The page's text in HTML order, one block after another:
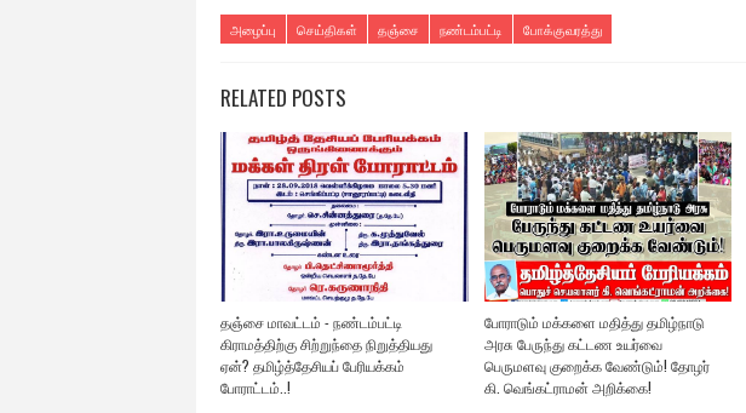
அழைப்பு செய்திகள் தஞ்சை நண்டம்பட்டி போக்குவரத்து
RELATED POSTS
தஞ்சை மாவட்டம் - நண்டம்பட்டி
கிராமத்திற்கு சிற்றுந்தை நிறுத்தியது
ஏன்? தமிழ்த்தேசியப் பேரியக்கம்
போராட்டம்..!
போராடும் மக்களை மதித்து தமிழ்நாடு
அரசு பேருந்து கட்டண உயர்வை
பெருமளவு குறைக்க வேண்டும்! தோழர்
கி. வெங்கட்ராமன் அறிக்கை!